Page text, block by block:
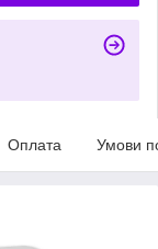
Оплата Умови